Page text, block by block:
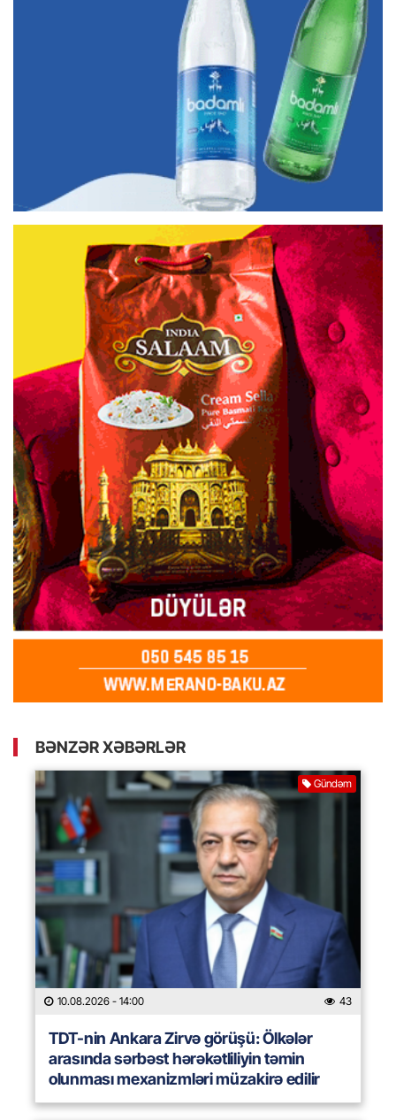
BƏNZƏR XƏBƏRLƏR
Gündəm
10.08.2026 - 14:00 43
TDT-nin Ankara Zirvə görüşü: Ölkələr
arasında sərbəst hərəkətliliyin təmin
olunması mexanizmləri müzakirə edilir